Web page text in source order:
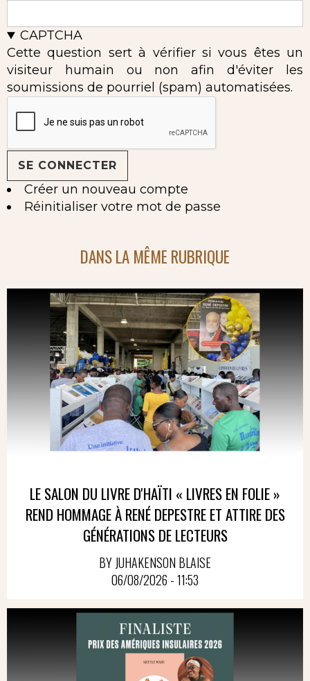
CAPTCHA
Cette question sert à vérifier si vous êtes un
visiteur humain ou non afin d'éviter les
soumissions de pourriel (spam) automatisées.
Créer un nouveau compte
Réinitialiser votre mot de passe
DANS LA MÊME RUBRIQUE
LE SALON DU LIVRE D'HAÏTI « LIVRES EN FOLIE »
REND HOMMAGE À RENÉ DEPESTRE ET ATTIRE DES
GÉNÉRATIONS DE LECTEURS
BY JUHAKENSON BLAISE
06/08/2026 - 11:53